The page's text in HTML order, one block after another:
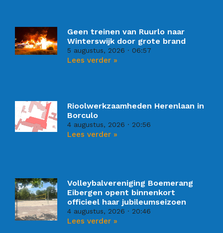
Geen treinen van Ruurlo naar
Winterswijk door grote brand
5 augustus, 2026 06:57
Lees verder »
Rioolwerkzaamheden Herenlaan in
Borculo
4 augustus, 2026 20:56
Lees verder »
Volleybalvereniging Boemerang
Eibergen opent binnenkort
officieel haar jubileumseizoen
4 augustus, 2026 20:46
Lees verder »